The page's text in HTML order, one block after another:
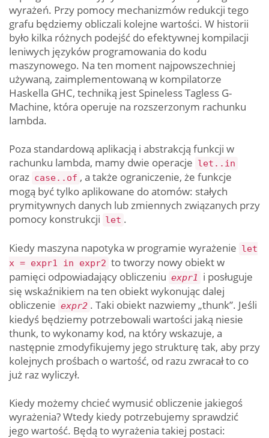
wyrażeń. Przy pomocy mechanizmów redukcji tego
grafu będziemy obliczali kolejne wartości. W historii
było kilka różnych podejść do efektywnej kompilacji
leniwych języków programowania do kodu
maszynowego. Na ten moment najpowszechniej
używaną, zaimplementowaną w kompilatorze
Haskella GHC, techniką jest Spineless Tagless G-
Machine, która operuje na rozszerzonym rachunku
lambda.
Poza standardową aplikacją i abstrakcją funkcji w
rachunku lambda, mamy dwie operacje let..in
oraz case..of , a także ograniczenie, że funkcje
mogą być tylko aplikowane do atomów: stałych
prymitywnych danych lub zmiennych związanych przy
pomocy konstrukcji let .
Kiedy maszyna napotyka w programie wyrażenie let
x = expr1 in expr2 to tworzy nowy obiekt w
pamięci odpowiadający obliczeniu expr1
i posługuje
się wskaźnikiem na ten obiekt wykonując dalej
obliczenie expr2 . Taki obiekt nazwiemy „thunk”. Jeśli
kiedyś będziemy potrzebowali wartości jaką niesie
thunk, to wykonamy kod, na który wskazuje, a
następnie zmodyfikujemy jego strukturę tak, aby przy
kolejnych prośbach o wartość, od razu zwracał to co
już raz wyliczył.
Kiedy możemy chcieć wymusić obliczenie jakiegoś
wyrażenia? Wtedy kiedy potrzebujemy sprawdzić
jego wartość. Będą to wyrażenia takiej postaci: